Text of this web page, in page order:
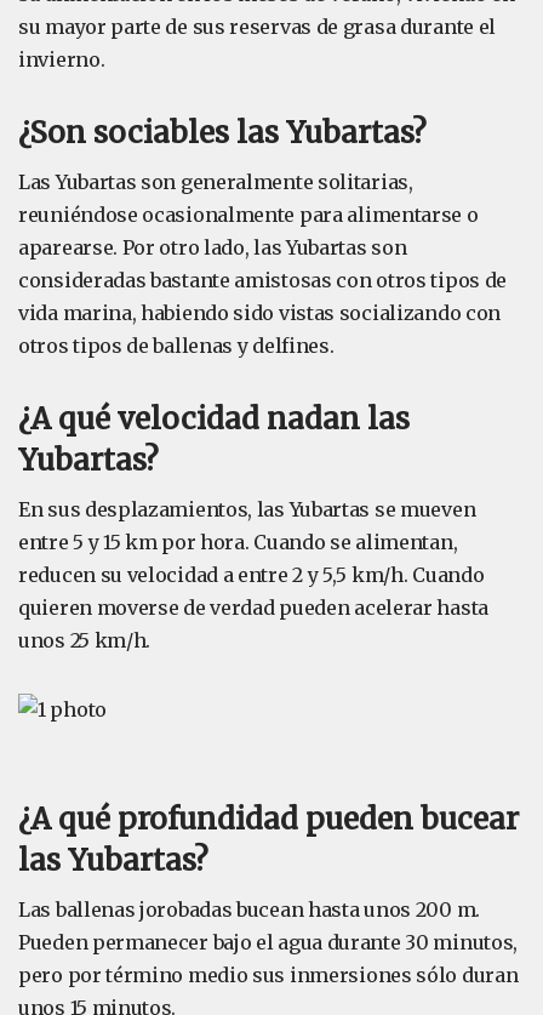
su mayor parte de sus reservas de grasa durante el
invierno.
¿Son sociables las Yubartas?
Las Yubartas son generalmente solitarias,
reuniéndose ocasionalmente para alimentarse o
aparearse. Por otro lado, las Yubartas son
consideradas bastante amistosas con otros tipos de
vida marina, habiendo sido vistas socializando con
otros tipos de ballenas y delfines.
¿A qué velocidad nadan las
Yubartas?
En sus desplazamientos, las Yubartas se mueven
entre 5 y 15 km por hora. Cuando se alimentan,
reducen su velocidad a entre 2 y 5,5 km/h. Cuando
quieren moverse de verdad pueden acelerar hasta
unos 25 km/h.
¿A qué profundidad pueden bucear
las Yubartas?
Las ballenas jorobadas bucean hasta unos 200 m.
Pueden permanecer bajo el agua durante 30 minutos,
pero por término medio sus inmersiones sólo duran
unos 15 minutos.